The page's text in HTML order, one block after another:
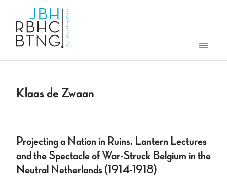
Klaas de Zwaan
Projecting a Nation in Ruins. Lantern Lectures
and the Spectacle of War-Struck Belgium in the
Neutral Netherlands (1914-1918)